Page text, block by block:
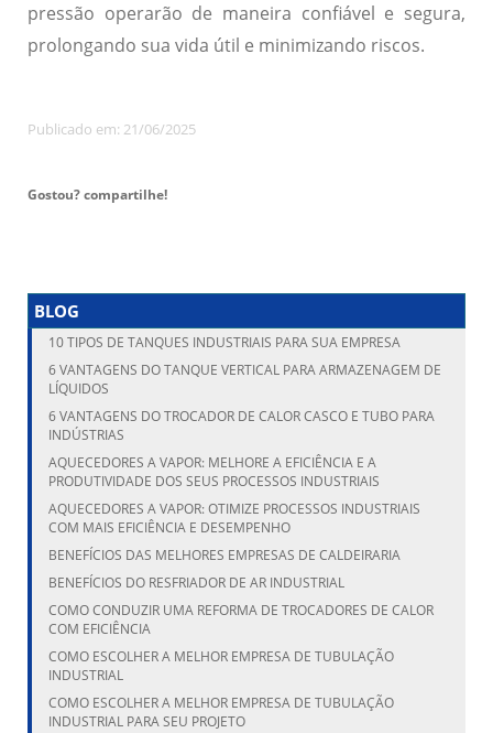
pressão operarão de maneira confiável e segura,
prolongando sua vida útil e minimizando riscos.
Publicado em: 21/06/2025
Gostou? compartilhe!
BLOG
10 TIPOS DE TANQUES INDUSTRIAIS PARA SUA EMPRESA
6 VANTAGENS DO TANQUE VERTICAL PARA ARMAZENAGEM DE
LÍQUIDOS
6 VANTAGENS DO TROCADOR DE CALOR CASCO E TUBO PARA
INDÚSTRIAS
AQUECEDORES A VAPOR: MELHORE A EFICIÊNCIA E A
PRODUTIVIDADE DOS SEUS PROCESSOS INDUSTRIAIS
AQUECEDORES A VAPOR: OTIMIZE PROCESSOS INDUSTRIAIS
COM MAIS EFICIÊNCIA E DESEMPENHO
BENEFÍCIOS DAS MELHORES EMPRESAS DE CALDEIRARIA
BENEFÍCIOS DO RESFRIADOR DE AR INDUSTRIAL
COMO CONDUZIR UMA REFORMA DE TROCADORES DE CALOR
COM EFICIÊNCIA
COMO ESCOLHER A MELHOR EMPRESA DE TUBULAÇÃO
INDUSTRIAL
COMO ESCOLHER A MELHOR EMPRESA DE TUBULAÇÃO
INDUSTRIAL PARA SEU PROJETO